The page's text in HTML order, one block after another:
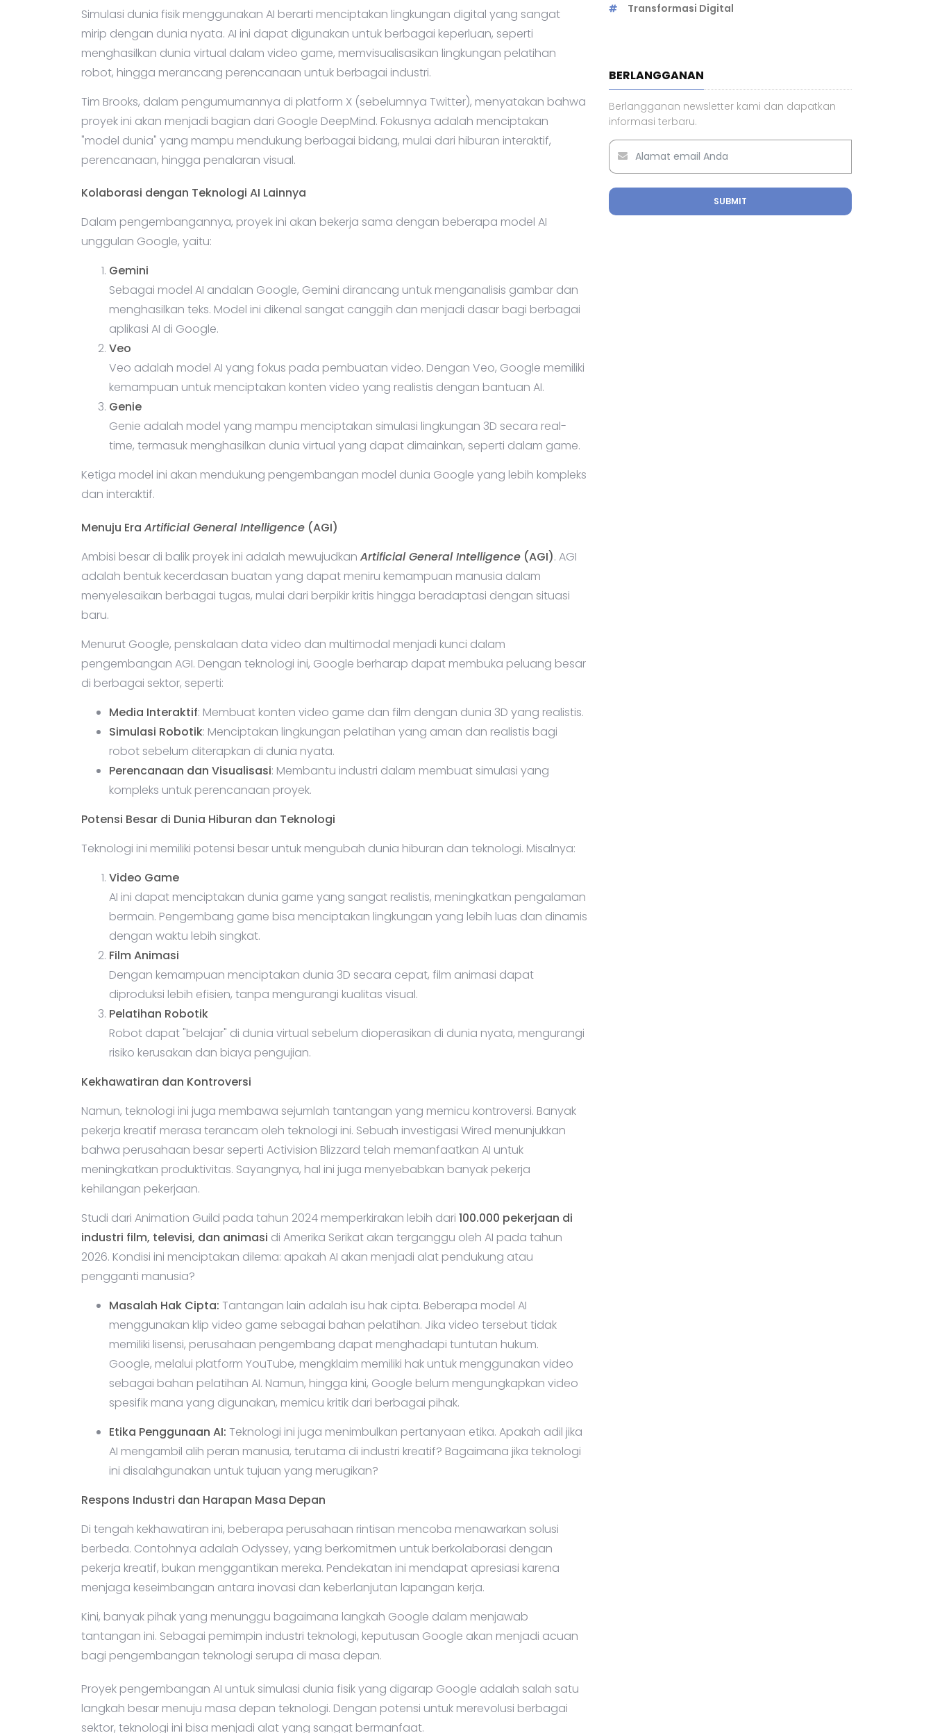
Simulasi dunia fisik menggunakan AI berarti menciptakan lingkungan digital yang sangat
mirip dengan dunia nyata. AI ini dapat digunakan untuk berbagai keperluan, seperti
menghasilkan dunia virtual dalam video game, memvisualisasikan lingkungan pelatihan
robot, hingga merancang perencanaan untuk berbagai industri.
Tim Brooks, dalam pengumumannya di platform X (sebelumnya Twitter), menyatakan bahwa
proyek ini akan menjadi bagian dari Google DeepMind. Fokusnya adalah menciptakan
"model dunia" yang mampu mendukung berbagai bidang, mulai dari hiburan interaktif,
perencanaan, hingga penalaran visual.
Kolaborasi dengan Teknologi AI Lainnya
Dalam pengembangannya, proyek ini akan bekerja sama dengan beberapa model AI
unggulan Google, yaitu:
Gemini
Sebagai model AI andalan Google, Gemini dirancang untuk menganalisis gambar dan
menghasilkan teks. Model ini dikenal sangat canggih dan menjadi dasar bagi berbagai
aplikasi AI di Google.
Veo
Veo adalah model AI yang fokus pada pembuatan video. Dengan Veo, Google memiliki
kemampuan untuk menciptakan konten video yang realistis dengan bantuan AI.
Genie
Genie adalah model yang mampu menciptakan simulasi lingkungan 3D secara real-
time, termasuk menghasilkan dunia virtual yang dapat dimainkan, seperti dalam game.
Ketiga model ini akan mendukung pengembangan model dunia Google yang lebih kompleks
dan interaktif.
Menuju Era Artificial General Intelligence (AGI)
Ambisi besar di balik proyek ini adalah mewujudkan Artificial General Intelligence (AGI). AGI
adalah bentuk kecerdasan buatan yang dapat meniru kemampuan manusia dalam
menyelesaikan berbagai tugas, mulai dari berpikir kritis hingga beradaptasi dengan situasi
baru.
Menurut Google, penskalaan data video dan multimodal menjadi kunci dalam
pengembangan AGI. Dengan teknologi ini, Google berharap dapat membuka peluang besar
di berbagai sektor, seperti:
Media Interaktif: Membuat konten video game dan film dengan dunia 3D yang realistis.
Simulasi Robotik: Menciptakan lingkungan pelatihan yang aman dan realistis bagi
robot sebelum diterapkan di dunia nyata.
Perencanaan dan Visualisasi: Membantu industri dalam membuat simulasi yang
kompleks untuk perencanaan proyek.
Potensi Besar di Dunia Hiburan dan Teknologi
Teknologi ini memiliki potensi besar untuk mengubah dunia hiburan dan teknologi. Misalnya:
Video Game
AI ini dapat menciptakan dunia game yang sangat realistis, meningkatkan pengalaman
bermain. Pengembang game bisa menciptakan lingkungan yang lebih luas dan dinamis
dengan waktu lebih singkat.
Film Animasi
Dengan kemampuan menciptakan dunia 3D secara cepat, film animasi dapat
diproduksi lebih efisien, tanpa mengurangi kualitas visual.
Pelatihan Robotik
Robot dapat "belajar" di dunia virtual sebelum dioperasikan di dunia nyata, mengurangi
risiko kerusakan dan biaya pengujian.
Kekhawatiran dan Kontroversi
Namun, teknologi ini juga membawa sejumlah tantangan yang memicu kontroversi. Banyak
pekerja kreatif merasa terancam oleh teknologi ini. Sebuah investigasi Wired menunjukkan
bahwa perusahaan besar seperti Activision Blizzard telah memanfaatkan AI untuk
meningkatkan produktivitas. Sayangnya, hal ini juga menyebabkan banyak pekerja
kehilangan pekerjaan.
Studi dari Animation Guild pada tahun 2024 memperkirakan lebih dari 100.000 pekerjaan di
industri film, televisi, dan animasi di Amerika Serikat akan terganggu oleh AI pada tahun
2026. Kondisi ini menciptakan dilema: apakah AI akan menjadi alat pendukung atau
pengganti manusia?
Masalah Hak Cipta: Tantangan lain adalah isu hak cipta. Beberapa model AI
menggunakan klip video game sebagai bahan pelatihan. Jika video tersebut tidak
memiliki lisensi, perusahaan pengembang dapat menghadapi tuntutan hukum.
Google, melalui platform YouTube, mengklaim memiliki hak untuk menggunakan video
sebagai bahan pelatihan AI. Namun, hingga kini, Google belum mengungkapkan video
spesifik mana yang digunakan, memicu kritik dari berbagai pihak.
Etika Penggunaan AI: Teknologi ini juga menimbulkan pertanyaan etika. Apakah adil jika
AI mengambil alih peran manusia, terutama di industri kreatif? Bagaimana jika teknologi
ini disalahgunakan untuk tujuan yang merugikan?
Respons Industri dan Harapan Masa Depan
Di tengah kekhawatiran ini, beberapa perusahaan rintisan mencoba menawarkan solusi
berbeda. Contohnya adalah Odyssey, yang berkomitmen untuk berkolaborasi dengan
pekerja kreatif, bukan menggantikan mereka. Pendekatan ini mendapat apresiasi karena
menjaga keseimbangan antara inovasi dan keberlanjutan lapangan kerja.
Kini, banyak pihak yang menunggu bagaimana langkah Google dalam menjawab
tantangan ini. Sebagai pemimpin industri teknologi, keputusan Google akan menjadi acuan
bagi pengembangan teknologi serupa di masa depan.
Proyek pengembangan AI untuk simulasi dunia fisik yang digarap Google adalah salah satu
langkah besar menuju masa depan teknologi. Dengan potensi untuk merevolusi berbagai
sektor, teknologi ini bisa menjadi alat yang sangat bermanfaat.
Transformasi Digital
BERLANGGANAN
Berlangganan newsletter kami dan dapatkan
informasi terbaru.
SUBMIT